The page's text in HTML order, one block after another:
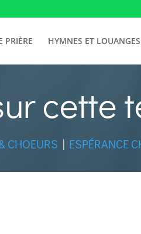
PRIÈRE HYMNES ET LOUANGES
cette
CHOEURS | ESPÉRANCE